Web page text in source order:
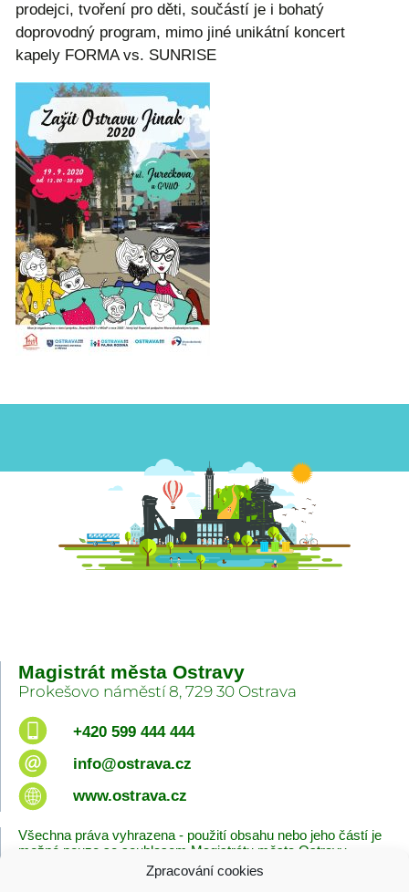
Zpracování cookies
prodejci, tvoření pro děti, součástí je i bohatý
doprovodný program, mimo jiné unikátní koncert
kapely FORMA vs. SUNRISE
Magistrát města Ostravy
Prokešovo náměstí 8, 729 30 Ostrava
+420 599 444 444
info@ostrava.cz
www.ostrava.cz
Všechna práva vyhrazena - použití obsahu nebo jeho částí je
možné pouze se souhlasem Magistrátu města Ostravy.